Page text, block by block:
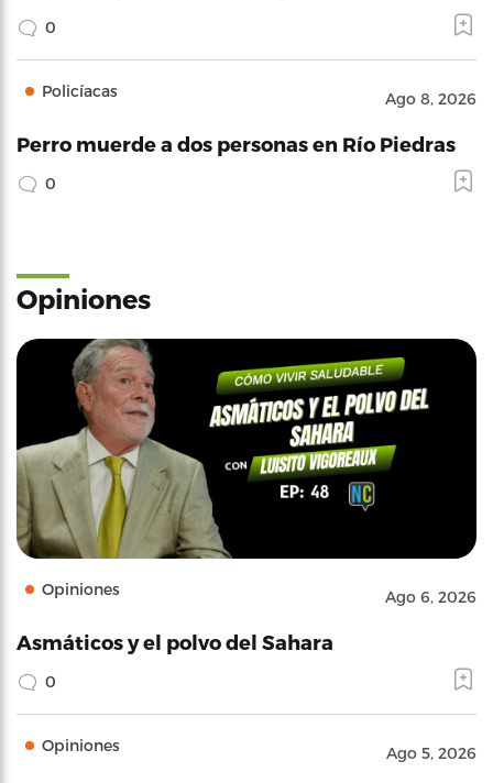
0
Policíacas Ago 8, 2026
Perro muerde a dos personas en Río Piedras
0
Opiniones
Opiniones Ago 6, 2026
Asmáticos y el polvo del Sahara
0
Opiniones Ago 5, 2026